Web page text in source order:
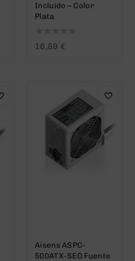
Incluido – Color
Plata
016,89 €
Aisens ASPC-
500ATX-SEO Fuente